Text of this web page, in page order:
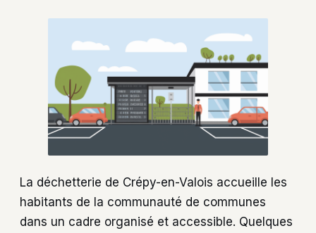
La déchetterie de Crépy-en-Valois accueille les
habitants de la communauté de communes
dans un cadre organisé et accessible. Quelques